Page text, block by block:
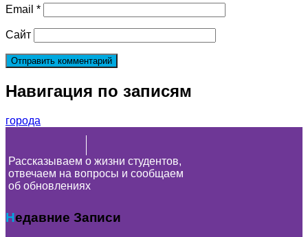
Email *
Сайт
Навигация по записям
города
Рассказываем о жизни студентов,
отвечаем на вопросы и сообщаем
об обновлениях
Недавние Записи